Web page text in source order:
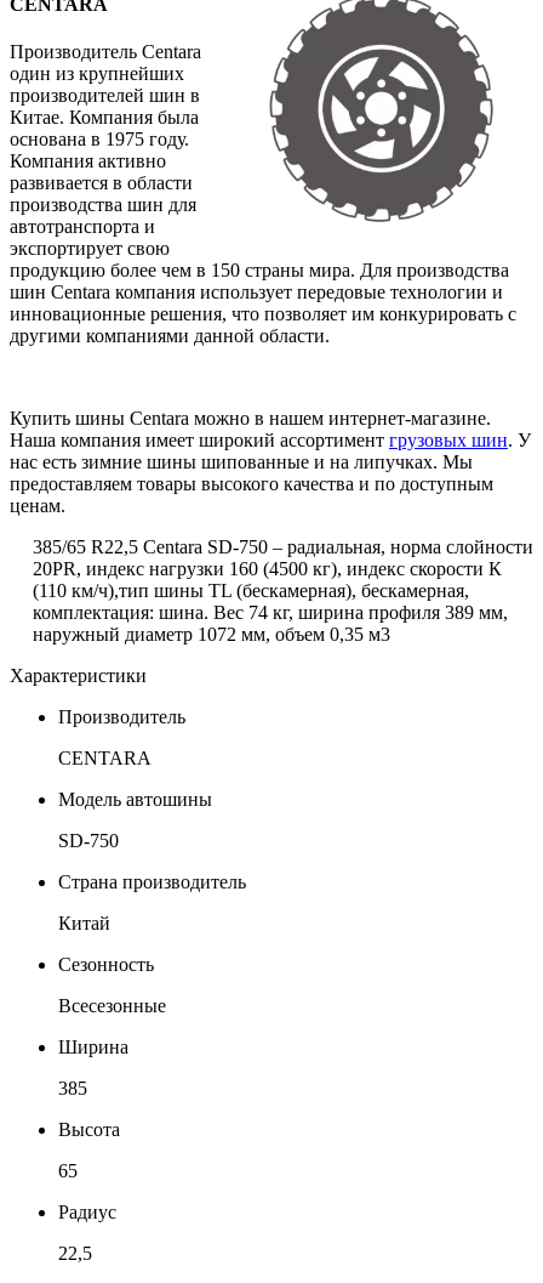
CENTARA
Производитель Centara
один из крупнейших
производителей шин в
Китае. Компания была
основана в 1975 году.
Компания активно
развивается в области
производства шин для
автотранспорта и
экспортирует свою
продукцию более чем в 150 страны мира. Для производства
шин Centara компания использует передовые технологии и
инновационные решения, что позволяет им конкурировать с
другими компаниями данной области.
Купить шины Centara можно в нашем интернет-магазине.
Наша компания имеет широкий ассортимент грузовых шин. У
нас есть зимние шины шипованные и на липучках. Мы
предоставляем товары высокого качества и по доступным
ценам.
385/65 R22,5 Centara SD-750 – радиальная, норма слойности
20PR, индекс нагрузки 160 (4500 кг), индекс скорости К
(110 км/ч),тип шины TL (бескамерная), бескамерная,
комплектация: шина. Вес 74 кг, ширина профиля 389 мм,
наружный диаметр 1072 мм, объем 0,35 м3
Характеристики
Производитель
CENTARA
Модель автошины
SD-750
Страна производитель
Китай
Сезонность
Всесезонные
Ширина
385
Высота
65
Радиус
22,5